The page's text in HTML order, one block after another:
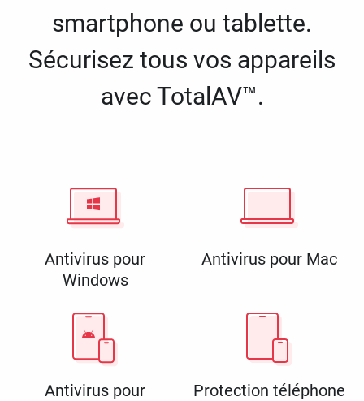
smartphone ou tablette.
Sécurisez tous vos appareils
avec TotalAV™.
Antivirus pour
Windows
Antivirus pour Mac
Antivirus pour
Protection téléphone